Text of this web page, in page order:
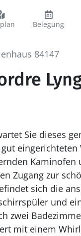
Belegung
84147
Sie dieses
Zugang zur
sich die
und
zwei
mit einem